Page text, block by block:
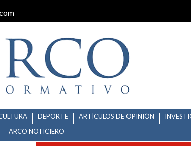
DEPORTE ARTÍCULOS DE OPINIÓN
ARCO NOTICIERO